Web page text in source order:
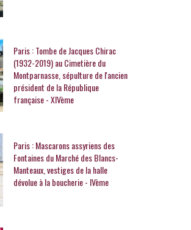
Paris : Tombe de Jacques Chirac
(1932-2019) au Cimetière du
Montparnasse, sépulture de l'ancien
président de la République
française - XIVème
Paris : Mascarons assyriens des
Fontaines du Marché des Blancs-
Manteaux, vestiges de la halle
dévolue à la boucherie - IVème